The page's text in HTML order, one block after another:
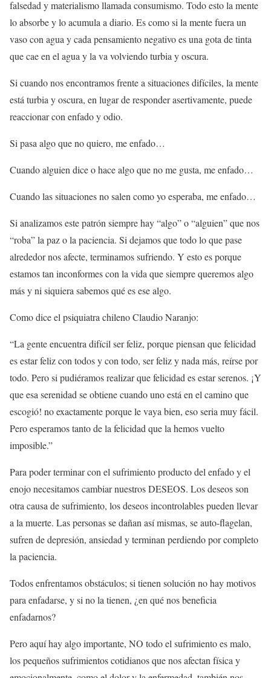
falsedad y materialismo llamada consumismo. Todo esto la mente
lo absorbe y lo acumula a diario. Es como si la mente fuera un
vaso con agua y cada pensamiento negativo es una gota de tinta
que cae en el agua y la va volviendo turbia y oscura.
Si cuando nos encontramos frente a situaciones difíciles, la mente
está turbia y oscura, en lugar de responder asertivamente, puede
reaccionar con enfado y odio.
Si pasa algo que no quiero, me enfado…
Cuando alguien dice o hace algo que no me gusta, me enfado…
Cuando las situaciones no salen como yo esperaba, me enfado…
Si analizamos este patrón siempre hay “algo” o “alguien” que nos
“roba” la paz o la paciencia. Si dejamos que todo lo que pase
alrededor nos afecte, terminamos sufriendo. Y esto es porque
estamos tan inconformes con la vida que siempre queremos algo
más y ni siquiera sabemos qué es ese algo.
Como dice el psiquiatra chileno Claudio Naranjo:
“La gente encuentra difícil ser feliz, porque piensan que felicidad
es estar feliz con todos y con todo, ser feliz y nada más, reírse por
todo. Pero si pudiéramos realizar que felicidad es estar serenos. ¡Y
que esa serenidad se obtiene cuando uno está en el camino que
escogió! no exactamente porque le vaya bien, eso seria muy fácil.
Pero esperamos tanto de la felicidad que la hemos vuelto
imposible.”
Para poder terminar con el sufrimiento producto del enfado y el
enojo necesitamos cambiar nuestros DESEOS. Los deseos son
otra causa de sufrimiento, los deseos incontrolables pueden llevar
a la muerte. Las personas se dañan así mismas, se auto-flagelan,
sufren de depresión, ansiedad y terminan perdiendo por completo
la paciencia.
Todos enfrentamos obstáculos; si tienen solución no hay motivos
para enfadarse, y si no la tienen, ¿en qué nos beneficia
enfadarnos?
Pero aquí hay algo importante, NO todo el sufrimiento es malo,
los pequeños sufrimientos cotidianos que nos afectan física y